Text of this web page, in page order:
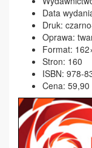
Data
Druk:
Oprawa:
Format:
Stron: 160
ISBN: 978-
Cena: 59,90